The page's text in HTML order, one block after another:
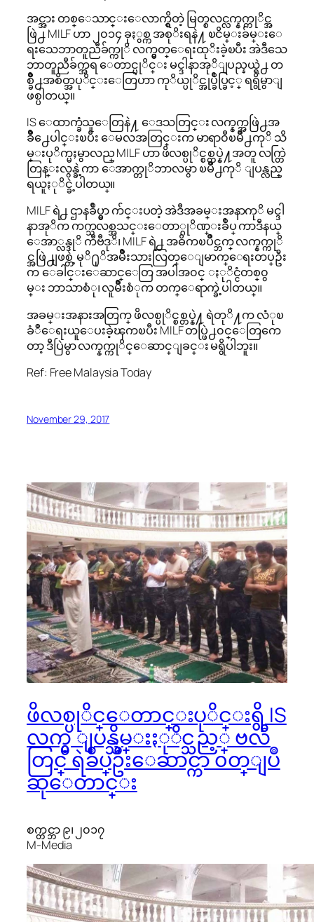
အင္အား တစ္ေသာင္းေလာက္ရွိတဲ့ မြတ္စလင္လက္နက္ကုိင္အ
ဖြဲ႕ MILF ဟာ ၂၀၁၄ ခုႏွစ္က အစုိးရနဲ႔ ၿငိမ္းခ်မ္းေ
ရးသေဘာတူညီခ်က္ကုိ လက္မွတ္ေရးထုိးခဲ့ၿပီး အဲဒီသေ
ဘာတူညီခ်က္အရ ေတာင္ပုိင္း မင္ဒါနာအုိျပည္နယ္ရဲ႕ တ
စ္ခ်ိဳ႕အစိတ္အပုိင္းေတြဟာ ကုိယ္ပုိင္အုပ္ခ်ဳပ္ခြင့္ ရရွိမွာျ
ဖစ္ပါတယ္။
IS ေထာက္ခံသူေတြနဲ႔ ေဒသတြင္း လက္နက္အဖြဲ႕အ
ခ်ိဳ႕ေပါင္းၿပီး ေမလအတြင္းက မာရာ၀ီၿမိဳ႕ကုိ သိ
မ္းပုိက္မႈမွာလည္ MILF ဟာ ဖိလစ္ပုိင္စစ္တပ္နဲ႔အတူ လက္တြဲ
တြန္းလွန္ခဲ့ကာ ေအာက္တုိဘာလမွာ ၿမိဳ႕ကုိ ျပန္လည္
ရယူႏုိင္ခဲ့ပါတယ္။
MILF ရဲ႕ ဌာနခ်ဳပ္မွာ က်င္းပတဲ့ အဲဒီအခမ္းအနာကုိ မင္ဒါ
နာအုိက ကက္သလစ္အသင္းေတာ္ဂုိဏ္းခ်ဳပ္ ကာဒီနယ္
ေအာ္လန္ဒုိ ကီဗီဒုိ၊ MILF ရဲ႕ အဓိကၿပိဳင္ဘက္ လက္နက္ကုိ
င္အဖြဲ႕ျဖစ္တဲ့ မုိ႐ုိအမ်ိဳးသားလြတ္ေျမာက္ေရးတပ္ဦး
က ေခါင္းေဆာင္ေတြ အပါအ၀င္ ႏုိင္ငံတစ္၀ွ
မ္း ဘာသာစံု၊ လူမ်ိဳးစံုက တက္ေရာက္ခဲ့ပါတယ္။
အခမ္းအနားအတြက္ ဖိလစ္ပုိင္စစ္တပ္နဲ႔ ရဲတုိ႔က လံုၿ
ခံဳေရးယူေပးခဲ့ၾကၿပီး MILF တပ္ဖြဲ႕၀င္ေတြကေ
တာ့ ဒီပြဲမွာ လက္နက္ကုိင္ေဆာင္ျခင္း မရွိပါဘူး။
Ref: Free Malaysia Today
November 29, 2017
ဖိလစ္ပုိင္ေတာင္းပုိင္းရွိ IS
လက္မွ ျပန္သိမ္းႏုိင္သည့္ ဗလီ
တြင္ ရဲခ်ဳပ္ဦးေဆာင္ကာ ၀တ္ျပဳ
ဆုေတာင္း
စက္တင္ဘာ ၉၊ ၂၀၁၇
M-Media